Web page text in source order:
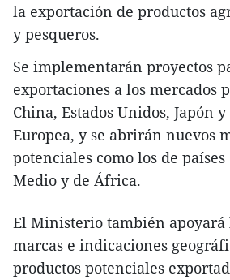
la exportación de productos
y pesqueros.
Se implementarán proyectos
exportaciones a los mercados
China, Estados Unidos, Japón
Europea, y se abrirán nuevos
potenciales como los de
Medio y de África.
El Ministerio también apoyará
marcas e indicaciones
productos potenciales